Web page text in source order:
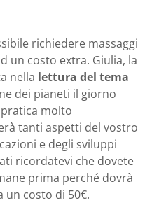
richiedere massaggi
un costo extra. Giulia, la
nella lettura del tema
dei pianeti il giorno
molto
tanti aspetti del vostro
e degli sviluppi
ricordatevi che dovete
prima perché dovrà
un costo di 50€.